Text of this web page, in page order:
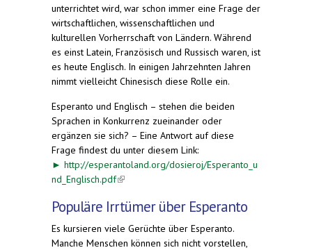
unterrichtet wird, war schon immer eine Frage der
wirtschaftlichen, wissenschaftlichen und
kulturellen Vorherrschaft von Ländern. Während
es einst Latein, Französisch und Russisch waren, ist
es heute Englisch. In einigen Jahrzehnten Jahren
nimmt vielleicht Chinesisch diese Rolle ein.
Esperanto und Englisch – stehen die beiden
Sprachen in Konkurrenz zueinander oder
ergänzen sie sich? – Eine Antwort auf diese
Frage findest du unter diesem Link:
► http://esperantoland.org/dosieroj/Esperanto_u
nd_Englisch.pdf(link is external)
Populäre Irrtümer über Esperanto
Es kursieren viele Gerüchte über Esperanto.
Manche Menschen können sich nicht vorstellen,